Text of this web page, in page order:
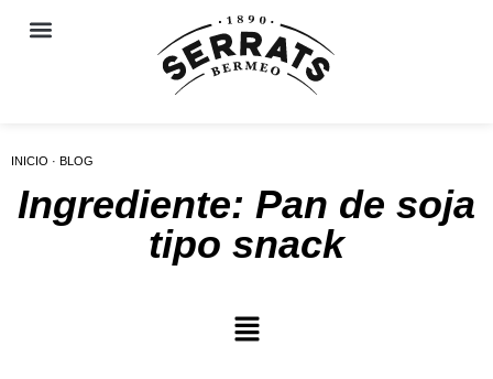
INICIO · BLOG
Ingrediente: Pan de soja
tipo snack